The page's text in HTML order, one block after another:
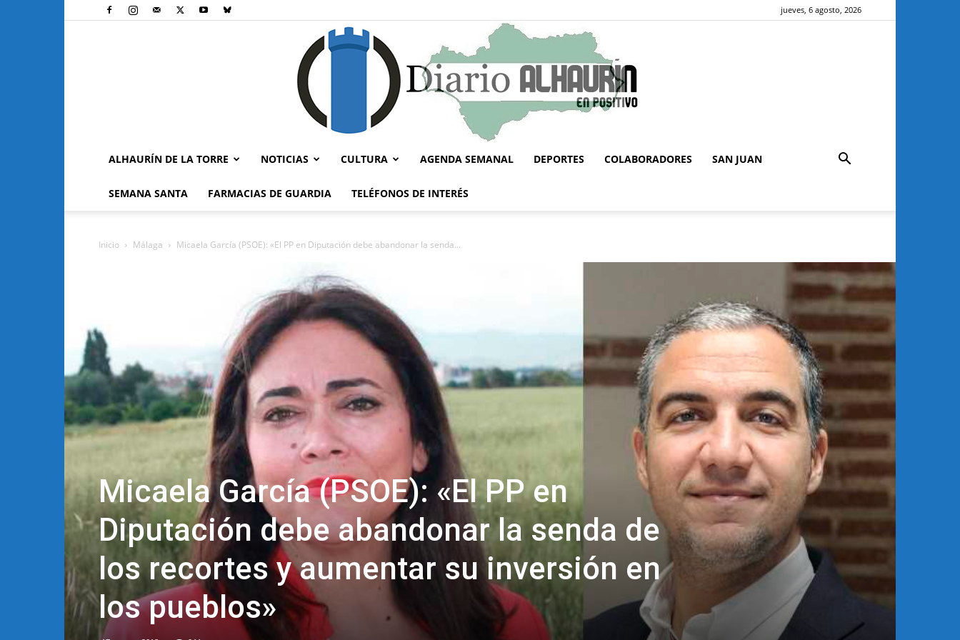
jueves, 6 agosto, 2026
ALHAURÍN DE LA TORRE NOTICIAS CULTURA AGENDA SEMANAL DEPORTES COLABORADORES SAN JUAN
SEMANA SANTA FARMACIAS DE GUARDIA TELÉFONOS DE INTERÉS
Inicio Málaga Micaela García (PSOE): «El PP en Diputación debe abandonar la senda...
Micaela García (PSOE): «El PP en
Diputación debe abandonar la senda de
los recortes y aumentar su inversión en
los pueblos»